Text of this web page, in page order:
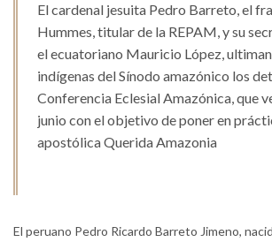
El cardenal jesuita Pedro Barreto, el
Hummes, titular de la REPAM, y su
el ecuatoriano Mauricio López,
indígenas del Sínodo amazónico los
Conferencia Eclesial Amazónica, que
junio con el objetivo de poner en
apostólica Querida Amazonia
El peruano Pedro Ricardo Barreto Jimeno,